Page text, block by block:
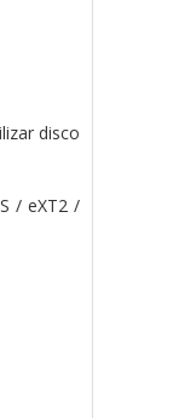
disco
/ eXT2 /